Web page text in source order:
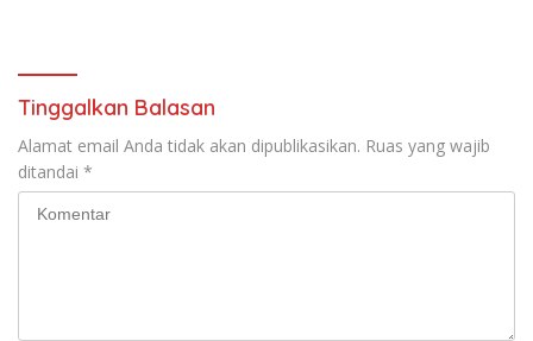
Tinggalkan Balasan
Alamat email Anda tidak akan dipublikasikan. Ruas yang wajib
ditandai *